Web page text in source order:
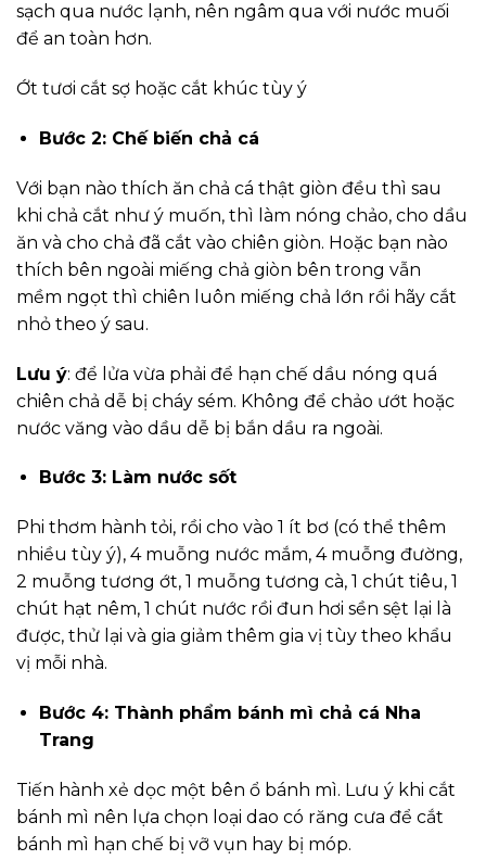
sạch qua nước lạnh, nên ngâm qua với nước muối
để an toàn hơn.
Ớt tươi cắt sợ hoặc cắt khúc tùy ý
Bước 2: Chế biến chả cá
Với bạn nào thích ăn chả cá thật giòn đều thì sau
khi chả cắt như ý muốn, thì làm nóng chảo, cho dầu
ăn và cho chả đã cắt vào chiên giòn. Hoặc bạn nào
thích bên ngoài miếng chả giòn bên trong vẫn
mềm ngọt thì chiên luôn miếng chả lớn rồi hãy cắt
nhỏ theo ý sau.
Lưu ý: để lửa vừa phải để hạn chế dầu nóng quá
chiên chả dễ bị cháy sém. Không để chảo ướt hoặc
nước văng vào dầu dễ bị bắn dầu ra ngoài.
Bước 3: Làm nước sốt
Phi thơm hành tỏi, rồi cho vào 1 ít bơ (có thể thêm
nhiều tùy ý), 4 muỗng nước mắm, 4 muỗng đường,
2 muỗng tương ớt, 1 muỗng tương cà, 1 chút tiêu, 1
chút hạt nêm, 1 chút nước rồi đun hơi sền sệt lại là
được, thử lại và gia giảm thêm gia vị tùy theo khẩu
vị mỗi nhà.
Bước 4: Thành phẩm bánh mì chả cá Nha
Trang
Tiến hành xẻ dọc một bên ổ bánh mì. Lưu ý khi cắt
bánh mì nên lựa chọn loại dao có răng cưa để cắt
bánh mì hạn chế bị vỡ vụn hay bị móp.